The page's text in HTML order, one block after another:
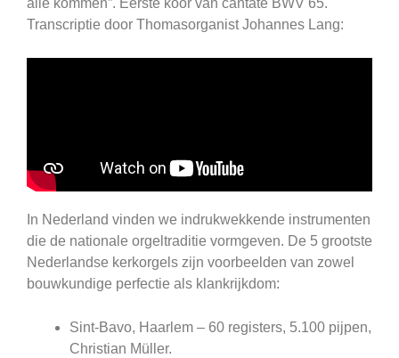
alle kommen”. Eerste koor van cantate BWV 65.
Transcriptie door Thomasorganist Johannes Lang:
In Nederland vinden we indrukwekkende instrumenten
die de nationale orgeltraditie vormgeven. De 5 grootste
Nederlandse kerkorgels zijn voorbeelden van zowel
bouwkundige perfectie als klankrijkdom:
Sint-Bavo, Haarlem – 60 registers, 5.100 pijpen,
Christian Müller.